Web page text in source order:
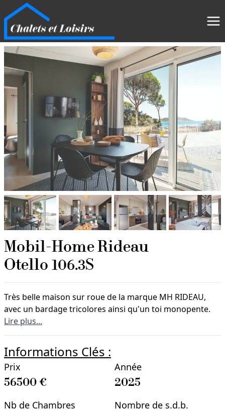
Mobil-HomeRideau
Otello 106.3S
Très belle maison sur roue de la marque MH RIDEAU,
avec un bardage tricolores ainsi qu'un toi monopente.
Lire plus...
Informations Clés :
Prix
56500€
Année
2025
Nb de Chambres Nombre de s.d.b.